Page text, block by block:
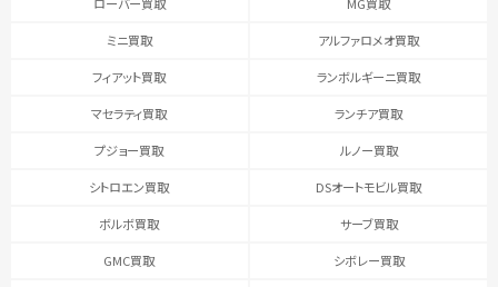
ミニ買取 アルファロメオ買取
フィアット買取 ランボルギーニ買取
マセラティ買取 ランチア買取
プジョー買取 ルノー買取
シトロエン買取 DSオートモビル買取
ボルボ買取 サーブ買取
GMC買取 シボレー買取